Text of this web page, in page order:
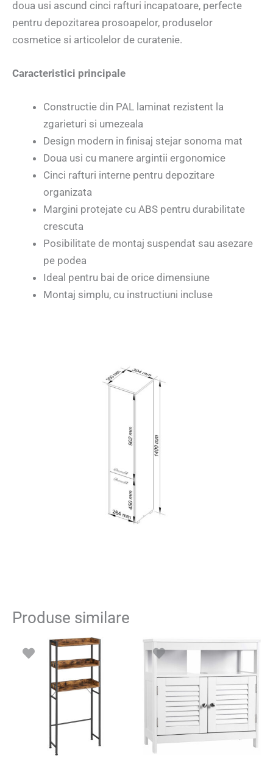
doua usi ascund cinci rafturi incapatoare, perfecte
pentru depozitarea prosoapelor, produselor
cosmetice si articolelor de curatenie.
Caracteristici principale
Constructie din PAL laminat rezistent la
zgarieturi si umezeala
Design modern in finisaj stejar sonoma mat
Doua usi cu manere argintii ergonomice
Cinci rafturi interne pentru depozitare
organizata
Margini protejate cu ABS pentru durabilitate
crescuta
Posibilitate de montaj suspendat sau asezare
pe podea
Ideal pentru bai de orice dimensiune
Montaj simplu, cu instructiuni incluse
Produse similare